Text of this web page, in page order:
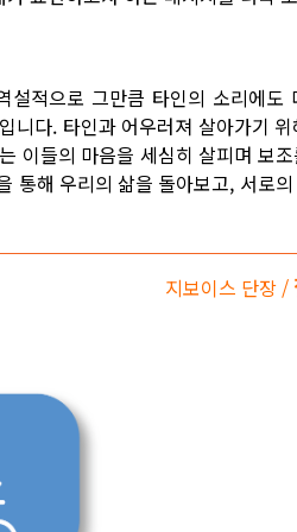
적으로 그만큼 타인의 소리에도
니다. 타인과 어우러져 살아가기
이들의 마음을 세심히 살피며 보
통해 우리의 삶을 돌아보고, 서로
지보이스 단장 /